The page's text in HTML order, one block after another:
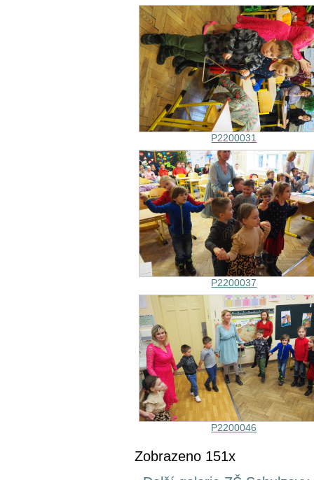
P2200031
P2200037
P2200046
Zobrazeno 151x